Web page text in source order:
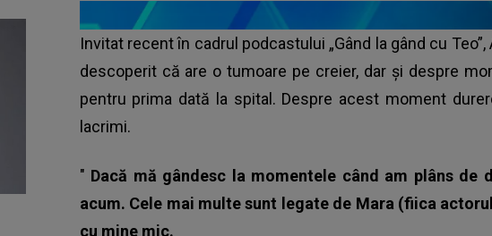
Invitat recent în cadrul podcastului „Gând la gând cu
descoperit că are o tumoare pe creier, dar și despre
pentru prima dată la spital. Despre acest moment
lacrimi.
" Dacă mă gândesc la momentele când am plâns de
acum. Cele mai multe sunt legate de Mara (fiica
cu mine mic.